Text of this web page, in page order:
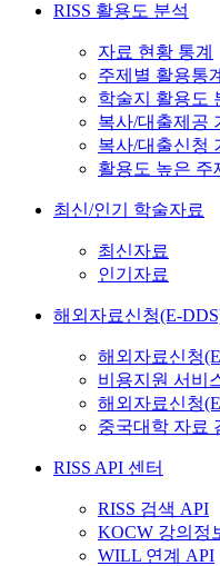
RISS 활용도 분석
자료 현황 통계
주제별 활용통
학술지 활용도
복사/대출제공
복사/대출신청
활용도 높은 주
최신/인기 학술자료
최신자료
인기자료
해외자료신청(E-
해외자료신청
비용지원 서비
해외자료신청
중국대학 자료
RISS API 센터
RISS 검색 API
KOCW 강의정
WILL 연계 API